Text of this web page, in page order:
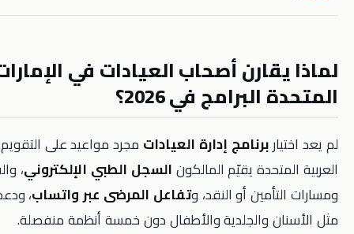
أصحاب العيادات في الإمارات العربية
في 2026؟
برنامج إدارة العياداتمجرد مواعيد على التقويم. في الإمارات
يقيّم المالكونالسجل الطبي الإلكتروني، والفوترة بـAED،
أو النقد، وتفاعل المرضى عبر واتساب، ودعم تخصصات
والجلدية والأطفال دون خمسة أنظمة منفصلة.